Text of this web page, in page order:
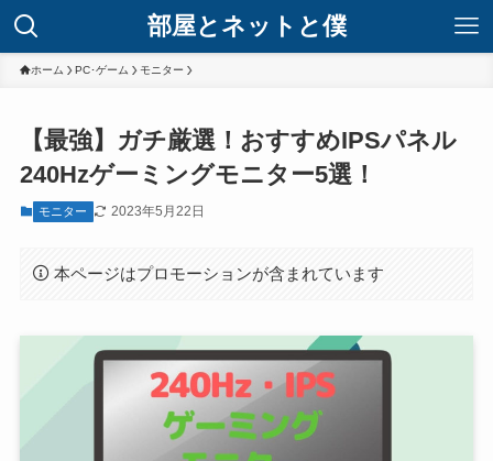
部屋とネットと僕
ホーム PC･ゲーム モニター
【最強】ガチ厳選！おすすめIPSパネル
240Hzゲーミングモニター5選！
モニター 2023年5月22日
本ページはプロモーションが含まれています